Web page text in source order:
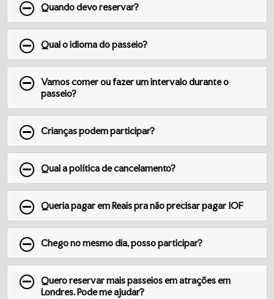
Quando devo reservar?
Qual o idioma do passeio?
Vamos comer ou fazer um intervalo durante o
passeio?
Crianças podem participar?
Qual a política de cancelamento?
Queria pagar em Reais pra não precisar pagar IOF
Chego no mesmo dia, posso participar?
Quero reservar mais passeios em atrações em
Londres. Pode me ajudar?